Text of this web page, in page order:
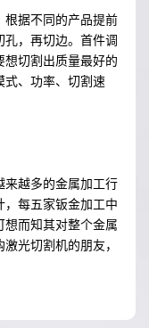
据不同的产品提前
，再切边。首件调
切割出质量最好的
式、功率、切割速
来越多的金属加工行
每五家钣金加工中
而知其对整个金属
光切割机的朋友，